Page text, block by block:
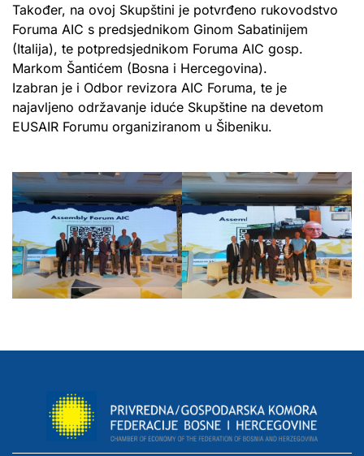
Također, na ovoj Skupštini je potvrđeno rukovodstvo
Foruma AIC s predsjednikom Ginom Sabatinijem
(Italija), te potpredsjednikom Foruma AIC gosp.
Markom Šantićem (Bosna i Hercegovina).
Izabran je i Odbor revizora AIC Foruma, te je
najavljeno održavanje iduće Skupštine na devetom
EUSAIR Forumu organiziranom u Šibeniku.